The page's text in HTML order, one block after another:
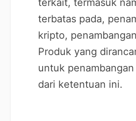
terkait, termasuk
terbatas pada,
kripto,
Produk yang
untuk
dari ketentuan ini.